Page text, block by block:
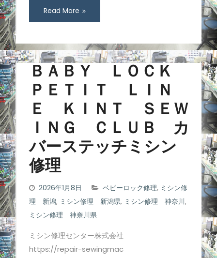
Read More
ＢＡＢＹ ＬＯＣＫ
ＰＥＴＩＴ ＬＩＮ
Ｅ ＫＩＮＴ ＳＥＷ
ＩＮＧ ＣＬＵＢ カ
バーステッチミシン
修理
2026年1月8日 ベビーロック修理, ミシン修
理 新潟, ミシン修理 新潟県, ミシン修理 神奈川,
ミシン修理 神奈川県
ミシン修理センター株式会社
https://repair-sewingmac